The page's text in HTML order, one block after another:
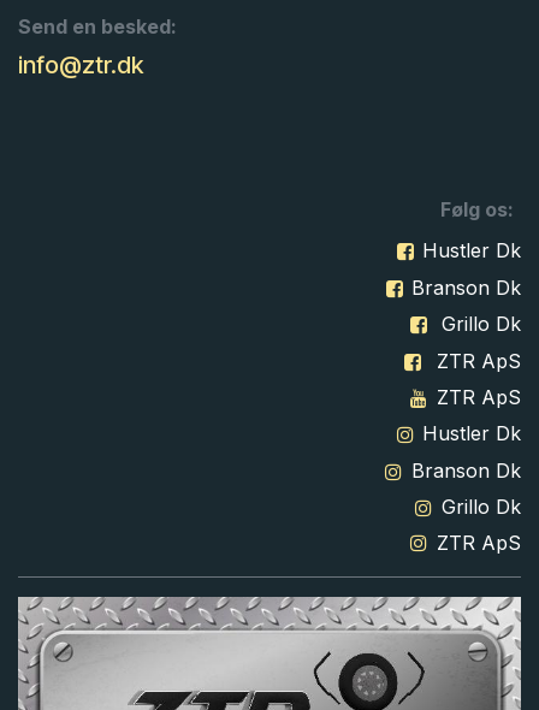
Send en besked:
info@ztr.dk
Følg os:
Hustler Dk
Branson Dk
Grillo Dk
ZTR ApS
ZTR ApS
Hustler Dk
Branson Dk
Grillo Dk
ZTR ApS